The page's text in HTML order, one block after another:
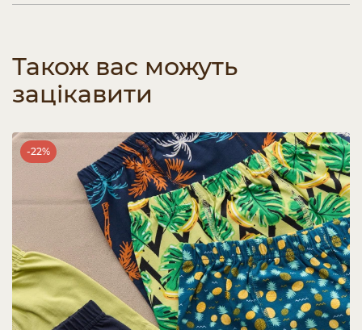
Також вас можуть
зацікавити
-22%